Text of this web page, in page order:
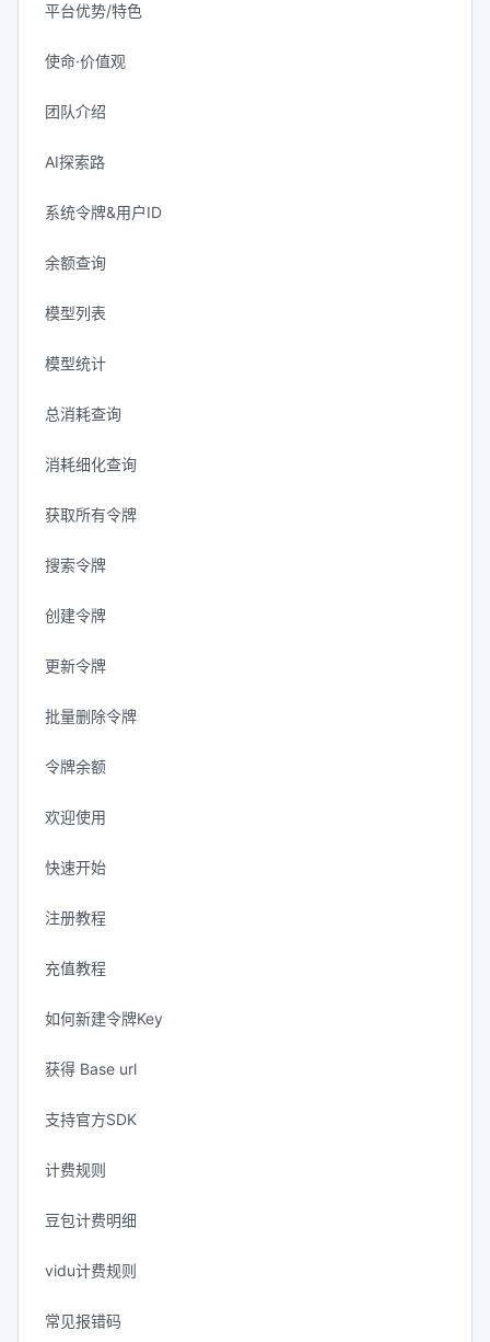
平台优势/特色
使命·价值观
团队介绍
AI探索路
系统令牌&用户ID
余额查询
模型列表
模型统计
总消耗查询
消耗细化查询
获取所有令牌
搜索令牌
创建令牌
更新令牌
批量删除令牌
令牌余额
欢迎使用
快速开始
注册教程
充值教程
如何新建令牌Key
获得 Base url
支持官方SDK
计费规则
豆包计费明细
vidu计费规则
常见报错码